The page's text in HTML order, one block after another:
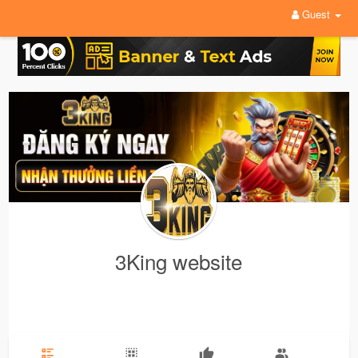
Guest
3King website